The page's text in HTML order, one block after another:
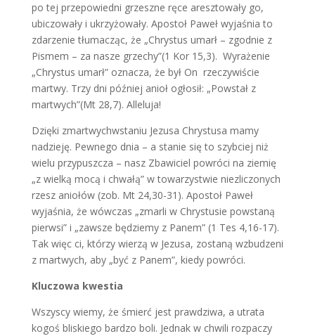
po tej przepowiedni grzeszne ręce aresztowały go,
ubiczowały i ukrzyżowały. Apostoł Paweł wyjaśnia to
zdarzenie tłumacząc, że „Chrystus umarł – zgodnie z
Pismem – za nasze grzechy”(1 Kor 15,3). Wyrażenie
„Chrystus umarł” oznacza, że był On rzeczywiście
martwy. Trzy dni później anioł ogłosił: „Powstał z
martwych”(Mt 28,7). Alleluja!
Dzięki zmartwychwstaniu Jezusa Chrystusa mamy
nadzieję. Pewnego dnia – a stanie się to szybciej niż
wielu przypuszcza – nasz Zbawiciel powróci na ziemię
„z wielką mocą i chwałą” w towarzystwie niezliczonych
rzesz aniołów (zob. Mt 24,30-31). Apostoł Paweł
wyjaśnia, że wówczas „zmarli w Chrystusie powstaną
pierwsi” i „zawsze będziemy z Panem” (1 Tes 4,16-17).
Tak więc ci, którzy wierzą w Jezusa, zostaną wzbudzeni
z martwych, aby „być z Panem”, kiedy powróci.
Kluczowa kwestia
Wszyscy wiemy, że śmierć jest prawdziwa, a utrata
kogoś bliskiego bardzo boli. Jednak w chwili rozpaczy